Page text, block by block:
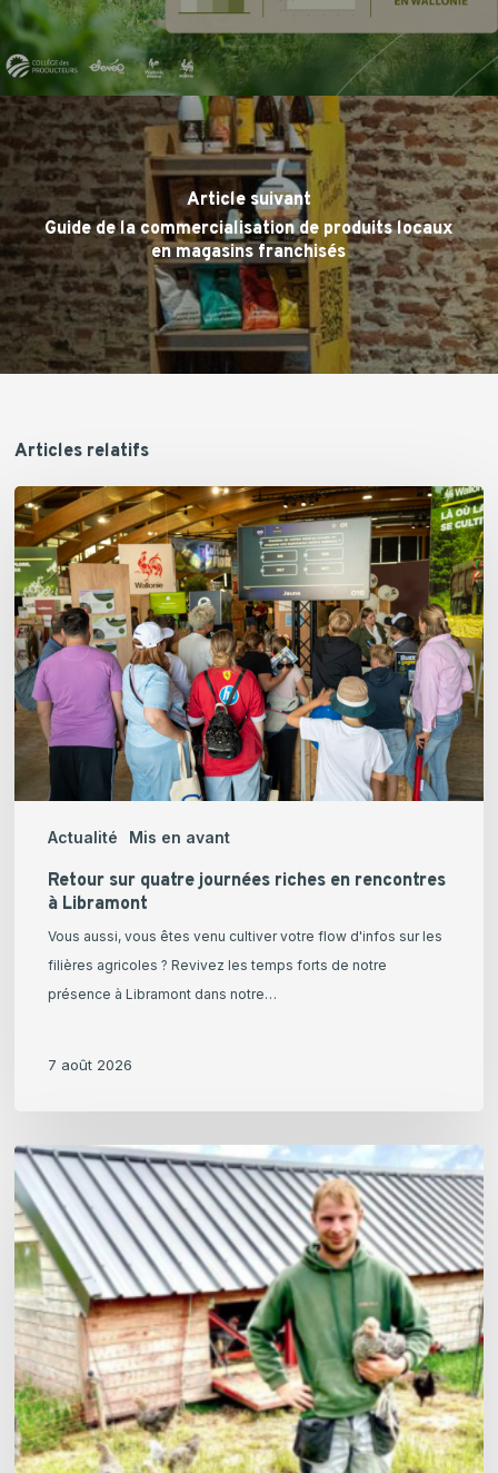
Article suivant
Guide de la commercialisation de produits locaux
en magasins franchisés
Articles relatifs
Actualité Mis en avant
Retour
sur
quatre
journées
riches
en
rencontres
à
Libramont
Retour sur quatre journées riches en rencontres
à Libramont
Vous aussi, vous êtes venu cultiver votre flow d'infos sur les
filières agricoles ? Revivez les temps forts de notre
présence à Libramont dans notre…
7 août 2026
Julian
Kinard,
La
Poule
Qui
Roule
:
un
élevage
bio
mobile